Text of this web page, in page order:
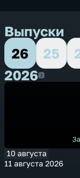
Выпуски
26
25
20262026
10 августа
11 августа 2026